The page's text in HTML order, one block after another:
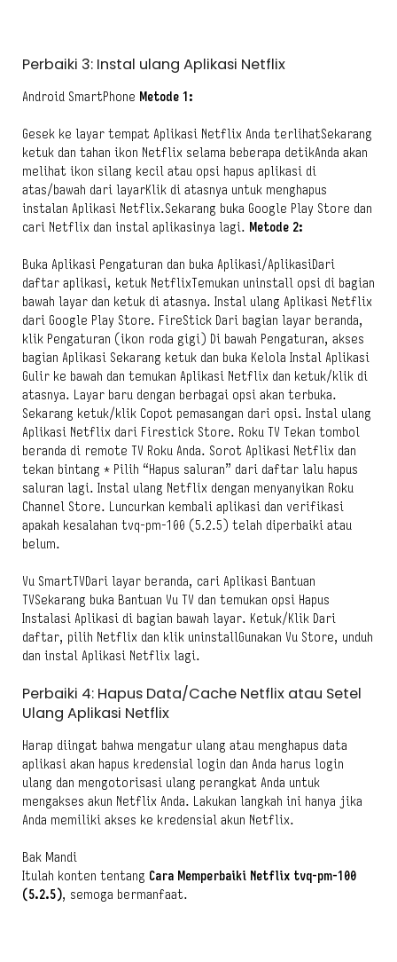
Perbaiki 3: Instal ulang Aplikasi Netflix
Android SmartPhone Metode 1:
Gesek ke layar tempat Aplikasi Netflix Anda terlihatSekarang
ketuk dan tahan ikon Netflix selama beberapa detikAnda akan
melihat ikon silang kecil atau opsi hapus aplikasi di
atas/bawah dari layarKlik di atasnya untuk menghapus
instalan Aplikasi Netflix.Sekarang buka Google Play Store dan
cari Netflix dan instal aplikasinya lagi. Metode 2:
Buka Aplikasi Pengaturan dan buka Aplikasi/AplikasiDari
daftar aplikasi, ketuk NetflixTemukan uninstall opsi di bagian
bawah layar dan ketuk di atasnya. Instal ulang Aplikasi Netflix
dari Google Play Store. FireStick Dari bagian layar beranda,
klik Pengaturan (ikon roda gigi) Di bawah Pengaturan, akses
bagian Aplikasi Sekarang ketuk dan buka Kelola Instal Aplikasi
Gulir ke bawah dan temukan Aplikasi Netflix dan ketuk/klik di
atasnya. Layar baru dengan berbagai opsi akan terbuka.
Sekarang ketuk/klik Copot pemasangan dari opsi. Instal ulang
Aplikasi Netflix dari Firestick Store. Roku TV Tekan tombol
beranda di remote TV Roku Anda. Sorot Aplikasi Netflix dan
tekan bintang * Pilih “Hapus saluran” dari daftar lalu hapus
saluran lagi. Instal ulang Netflix dengan menyanyikan Roku
Channel Store. Luncurkan kembali aplikasi dan verifikasi
apakah kesalahan tvq-pm-100 (5.2.5) telah diperbaiki atau
belum.
Vu SmartTVDari layar beranda, cari Aplikasi Bantuan
TVSekarang buka Bantuan Vu TV dan temukan opsi Hapus
Instalasi Aplikasi di bagian bawah layar. Ketuk/Klik Dari
daftar, pilih Netflix dan klik uninstallGunakan Vu Store, unduh
dan instal Aplikasi Netflix lagi.
Perbaiki 4: Hapus Data/Cache Netflix atau Setel
Ulang Aplikasi Netflix
Harap diingat bahwa mengatur ulang atau menghapus data
aplikasi akan hapus kredensial login dan Anda harus login
ulang dan mengotorisasi ulang perangkat Anda untuk
mengakses akun Netflix Anda. Lakukan langkah ini hanya jika
Anda memiliki akses ke kredensial akun Netflix.
Bak Mandi
Itulah konten tentang Cara Memperbaiki Netflix tvq-pm-100
(5.2.5), semoga bermanfaat.